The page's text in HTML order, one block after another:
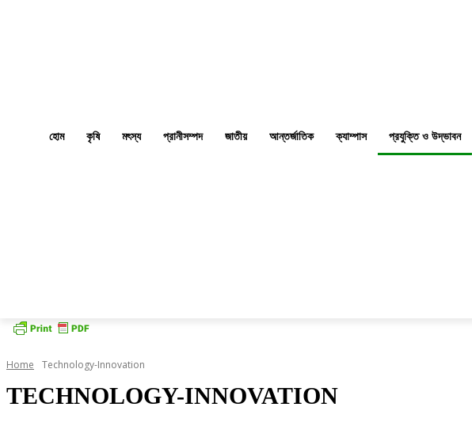
হোম কৃষি মৎস্য প্রানীসম্পদ জাতীয় আন্তর্জাতিক ক্যাম্পাস প্রযুক্তি ও উদ্ভাবন
Home Technology-Innovation
TECHNOLOGY-INNOVATION